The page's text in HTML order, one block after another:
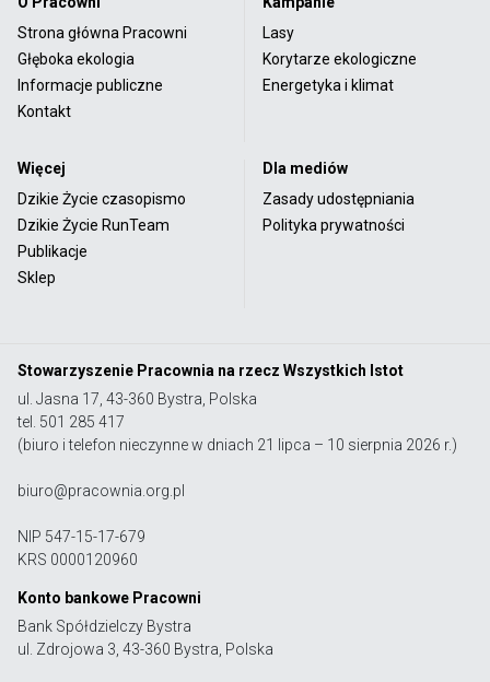
Strona główna Pracowni
Głęboka ekologia
Informacje publiczne
Kontakt
Lasy
Korytarze ekologiczne
Energetyka i klimat
Więcej
Dzikie Życie czasopismo
Dzikie Życie RunTeam
Publikacje
Sklep
Dla mediów
Zasady udostępniania
Polityka prywatności
Stowarzyszenie Pracownia na rzecz Wszystkich Istot
ul. Jasna 17, 43-360 Bystra, Polska
tel. 501 285 417
(biuro i telefon nieczynne w dniach 21 lipca – 10 sierpnia 2026 r.)
biuro@pracownia.org.pl
NIP 547-15-17-679
KRS 0000120960
Konto bankowe Pracowni
Bank Spółdzielczy Bystra
ul. Zdrojowa 3, 43-360 Bystra, Polska